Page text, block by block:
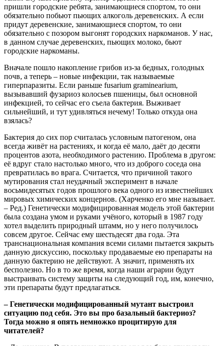
пришли городские ребята, занимающиеся спортом, то они
обязательно побьют пьющих алкоголь деревенских. А если
придут деревенские, занимающиеся спортом, то они
обязательно с позором выгонят городских наркоманов. У нас,
в данном случае деревенских, пьющих молоко, бьют
городские наркоманы.
Вначале пошло накопление грибов из-за бедных, голодных
почв, а теперь – новые инфекции, так называемые
гиперпаразиты. Если раньше fusarium graminearium,
вызывавший фузариоз колосьев пшеницы, был основной
инфекцией, то сейчас его съела бактерия. Выживает
сильнейший, и тут удивляться нечему! Только откуда она
взялась?
Бактерия до сих пор считалась условным патогеном, она
всегда живёт на растениях, и когда её мало, даёт до десяти
процентов азота, необходимого растению. Проблема в другом:
её вдруг стало настолько много, что из доброго соседа она
превратилась во врага. Считается, что причиной такого
мутирования стал неудачный эксперимент в начале
восьмидесятых годов прошлого века одного из известнейших
мировых химических концернов. (Харченко его мне называет.
– Ред.) Генетически модифицированная модель этой бактерии
была создана умом и руками учёного, который в 1987 году
хотел выделить природный штамм, но у него получилось
совсем другое. Сейчас ему шестьдесят два года. Эта
транснациональная компания всеми силами пытается закрыть
данную дискуссию, поскольку продаваемые ею препараты на
данную бактерию не действуют. А значит, применять их
бесполезно. Но в то же время, когда наши аграрии будут
выстраивать систему защиты на следующий год, им, конечно,
эти препараты будут предлагаться.
– Генетически модифицированный мутант выстроил
ситуацию под себя. Это вы про базальный бактериоз?
Тогда можно я опять немножко процитирую для
читателей?